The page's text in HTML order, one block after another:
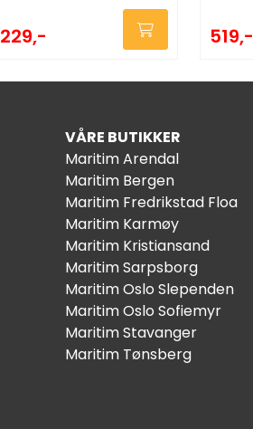
229,- 519,-
VÅRE BUTIKKER
Maritim Arendal
Maritim Bergen
Maritim Fredrikstad Floa
Maritim Karmøy
Maritim Kristiansand
Maritim Sarpsborg
Maritim Oslo Slependen
Maritim Oslo Sofiemyr
Maritim Stavanger
Maritim Tønsberg